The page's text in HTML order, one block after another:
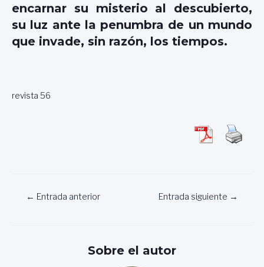
encarnar su misterio al descubierto,
su luz ante la penumbra de un mundo
que invade, sin razón, los tiempos.
revista 56
Navegación
← Entrada anterior Entrada siguiente →
Sobre el autor